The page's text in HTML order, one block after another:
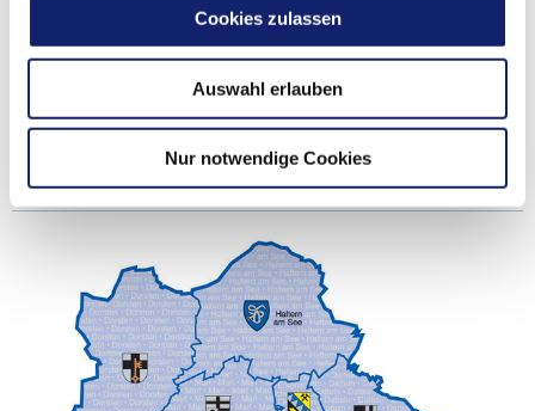
Cookies zulassen
Auswahl erlauben
Nur notwendige Cookies
Hier finden Sie Informationen zur Landtagswahl NRW.
Kommunalwahl